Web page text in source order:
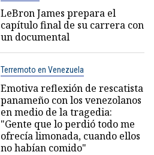
LeBron James prepara el
capítulo final de su carrera con
un documental
Terremoto en Venezuela
Emotiva reflexión de rescatista
panameño con los venezolanos
en medio de la tragedia:
"Gente que lo perdió todo me
ofrecía limonada, cuando ellos
no habían comido"